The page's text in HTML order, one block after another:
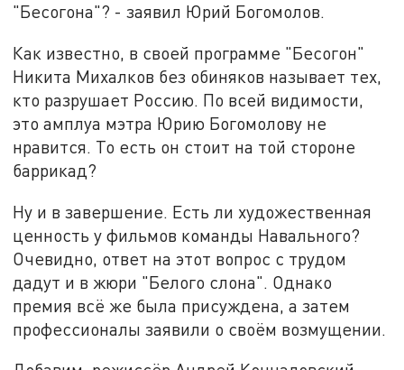
"Бесогона"? - заявил Юрий Богомолов.
Как известно, в своей программе "Бесогон"
Никита Михалков без обиняков называет тех,
кто разрушает Россию. По всей видимости,
это амплуа мэтра Юрию Богомолову не
нравится. То есть он стоит на той стороне
баррикад?
Ну и в завершение. Есть ли художественная
ценность у фильмов команды Навального?
Очевидно, ответ на этот вопрос с трудом
дадут и в жюри "Белого слона". Однако
премия всё же была присуждена, а затем
профессионалы заявили о своём возмущении.